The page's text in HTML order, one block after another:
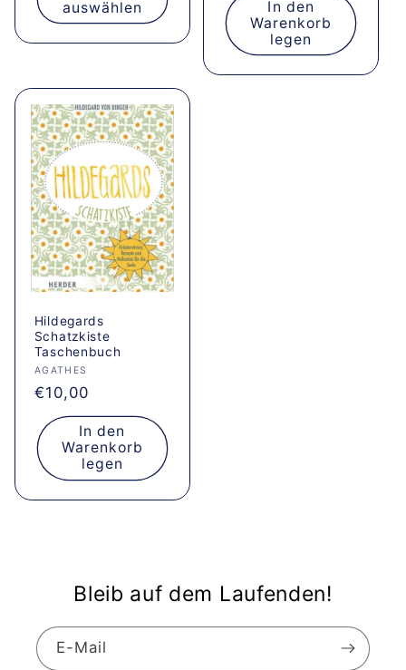
auswählen
In den
Warenkorb
legen
Hildegards
Schatzkiste
Taschenbuch
Anbieter:
AGATHES
Normaler
Preis
€10,00
In den
Warenkorb
legen
Bleib auf dem Laufenden!
E-Mail